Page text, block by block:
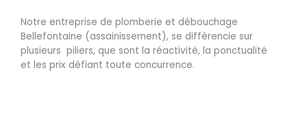
Notre entreprise de plomberie et débouchage
Bellefontaine (assainissement), se différencie sur
plusieurs piliers, que sont la réactivité, la ponctualité
et les prix défiant toute concurrence.